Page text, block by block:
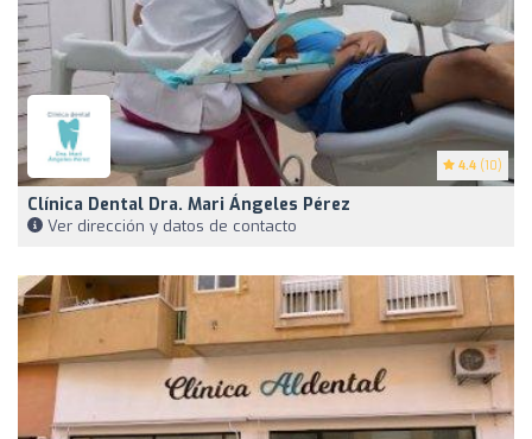
4.4 (10)
Clínica Dental Dra. Mari Ángeles Pérez
Ver dirección y datos de contacto